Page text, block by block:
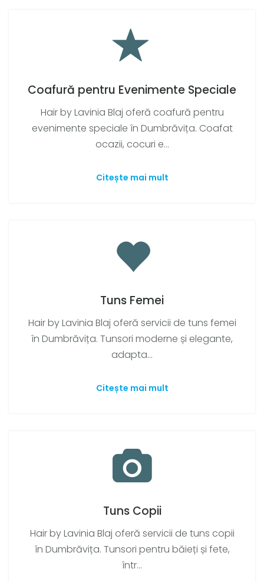
Coafură pentru Evenimente Speciale
Hair by Lavinia Blaj oferă coafură pentru
evenimente speciale în Dumbrăvița. Coafat
ocazii, cocuri e...
Citește mai mult
Tuns Femei
Hair by Lavinia Blaj oferă servicii de tuns femei
în Dumbrăvița. Tunsori moderne și elegante,
adapta...
Citește mai mult
Tuns Copii
Hair by Lavinia Blaj oferă servicii de tuns copii
în Dumbrăvița. Tunsori pentru băieți și fete,
într...